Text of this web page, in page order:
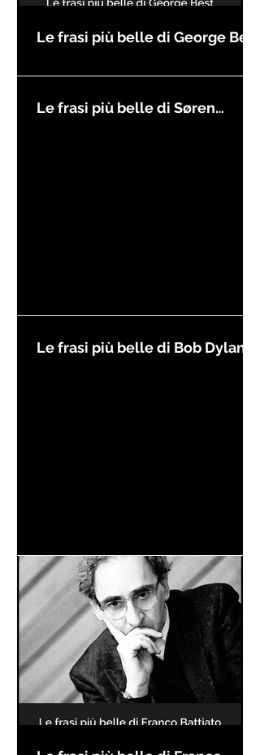
Le frasi più belle di George Best
Le frasi più belle di Søren
Le frasi più belle di Bob Dylan